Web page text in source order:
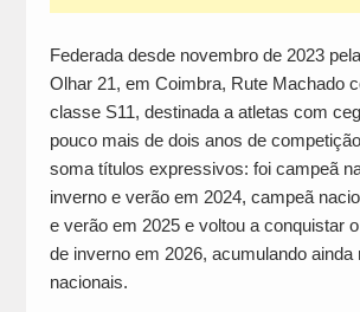
Federada desde novembro de 2023
Olhar 21, em Coimbra, Rute Machado
classe S11, destinada a atletas com
pouco mais de dois anos de
soma títulos expressivos: foi campeã
inverno e verão em 2024, campeã
e verão em 2025 e voltou a conquistar
de inverno em 2026, acumulando ainda
nacionais.